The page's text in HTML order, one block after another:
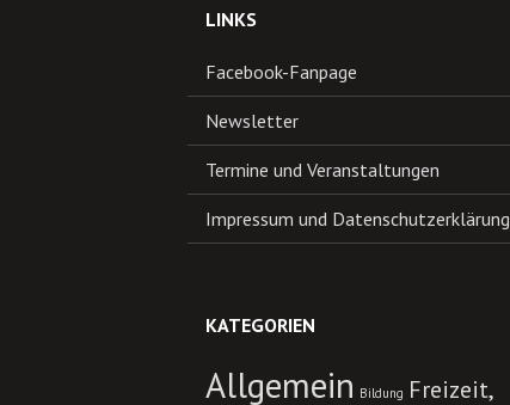
LINKS
Facebook-Fanpage
Newsletter
Termine und Veranstaltungen
Impressum und Datenschutzerklärung
KATEGORIEN
Allgemein Bildung Freizeit,